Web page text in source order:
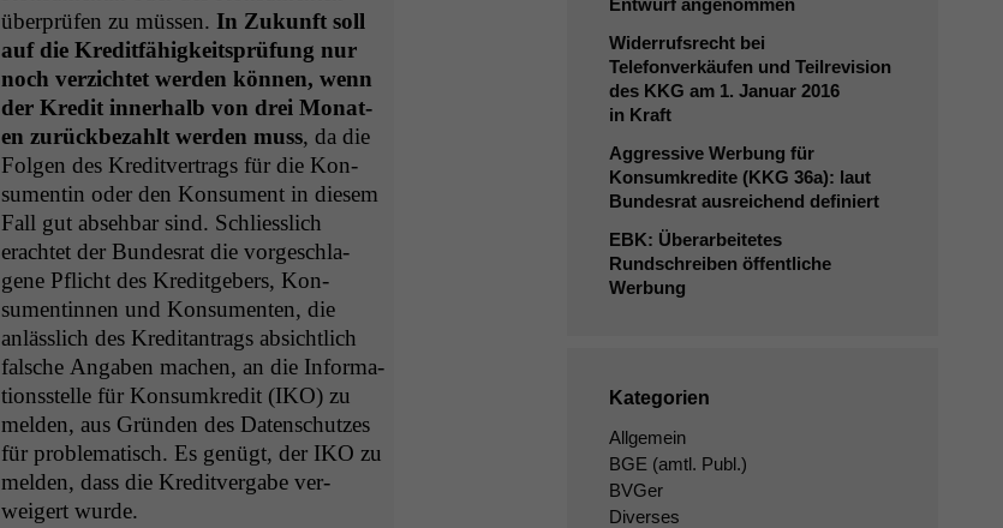
über­prüfen zu müssen. In Zukun­ft soll
auf die Kred­it­fähigkeit­sprü­fung nur
noch verzichtet wer­den kön­nen, wenn
der Kred­it inner­halb von drei Monat­
en zurück­bezahlt wer­den muss, da die
Fol­gen des Kred­itver­trags für die Kon­
sumentin oder den Kon­sument in diesem
Fall gut abse­hbar sind. Schliesslich
erachtet der Bun­desrat die vorgeschla­
gene Pflicht des Kred­it­ge­bers, Kon­
sumentin­nen und Kon­sumenten, die
anlässlich des Kred­i­tantrags absichtlich
falsche Angaben machen, an die Infor­ma­
tion­sstelle für Kon­sumkred­it (IKO) zu
melden, aus Grün­den des Daten­schutzes
für prob­lema­tisch. Es genügt, der IKO zu
melden, dass die Kred­itver­gabe ver­
weigert wurde.
Entwurf angenommen
Widerrufsrecht bei
Telefonverkäufen und Teilrevision
des KKG am 1. Januar 2016
in Kraft
Aggressive Werbung für
Konsumkredite (KKG 36a): laut
Bundesrat ausreichend definiert
EBK: Überarbeitetes
Rundschreiben öffentliche
Werbung
Kategorien
Allgemein
BGE (amtl. Publ.)
BVGer
Diverses